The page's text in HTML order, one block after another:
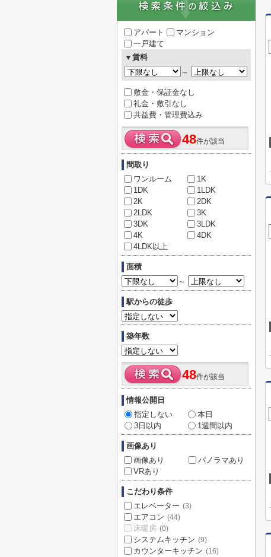
アパート
マンション
一戸建て
▼賃料
～
敷金・保証金なし
礼金・敷引なし
共益費・管理費込み
48件が該当
間取り
ワンルーム
1K
1DK
1LDK
2K
2DK
2LDK
3K
3DK
3LDK
4K
4DK
4LDK以上
面積
～
駅からの徒歩
築年数
48件が該当
情報公開日
指定しない
本日
3日以内
1週間以内
画像あり
画像あり
パノラマあり
VRあり
こだわり条件
エレベーター (3)
エアコン (44)
床暖房 (0)
システムキッチン (9)
カウンターキッチン (16)